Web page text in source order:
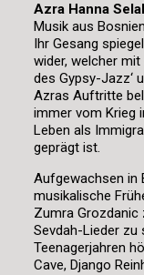
Azra Hanna
Musik aus
Ihr Gesang
wider, welcher mit
des Gypsy-Jazz‘
Azras Auftritte
immer vom Krieg
Leben als
geprägt ist.
Aufgewachsen in
musikalische
Zumra Grozdanic
Sevdah-Lieder zu
Teenagerjahren
Cave, Django